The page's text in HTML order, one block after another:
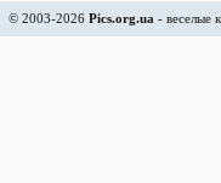
© 2003-2026 Pics.org.ua - веселые